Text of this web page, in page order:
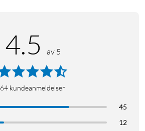
4.5 av 5
64 kundeanmeldelser
45
12